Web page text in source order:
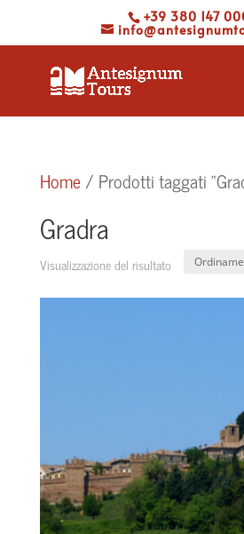
+39 380 147
Home/ Prodotti taggati
Gradra
Visualizzazione del risultato